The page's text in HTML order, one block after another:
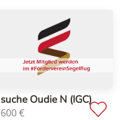
suche Oudie N (IGC)
600€